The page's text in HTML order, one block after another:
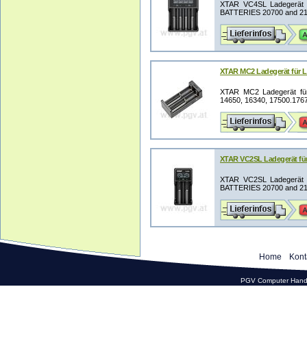
XTAR VC4SL
BATTERIES 20700 and
XTAR MC2 Ladegerät für
XTAR MC2 Ladegerät
14650, 16340,
XTAR VC2SL Ladegerät
XTAR VC2SL
BATTERIES 20700 and
Home
PGV Computer